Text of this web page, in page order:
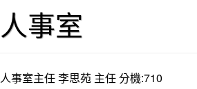
人事室
人事室主任 李思苑 主任 分機:710